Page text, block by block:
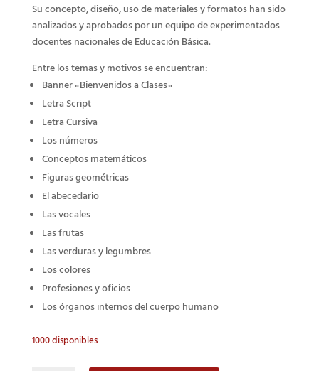
Su concepto, diseño, uso de materiales y formatos han sido
analizados y aprobados por un equipo de experimentados
docentes nacionales de Educación Básica.
Entre los temas y motivos se encuentran:
Banner «Bienvenidos a Clases»
Letra Script
Letra Cursiva
Los números
Conceptos matemáticos
Figuras geométricas
El abecedario
Las vocales
Las frutas
Las verduras y legumbres
Los colores
Profesiones y oficios
Los órganos internos del cuerpo humano
1000 disponibles